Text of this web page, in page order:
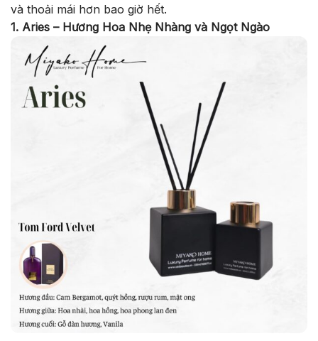
và thoải mái hơn bao giờ hết.
1. Aries – Hương Hoa Nhẹ Nhàng và Ngọt Ngào